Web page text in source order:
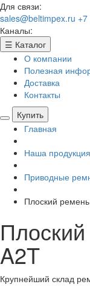
Для связи:
sales@beltimpex.ru
Каналы:
☰ Каталог
О компании
Полезная
Доставка
Контакты
Купить
Главная
Наша продукция
Приводные
Плоский
A2T
Крупнейший склад